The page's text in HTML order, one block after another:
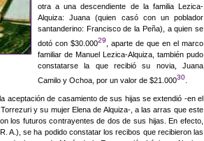
otra a una descendiente de la familia Lezica-
Alquiza: Juana(quien casó con un poblador
santanderino: Francisco de la Peña), a quien se
dotó con $30.00029
, aparte de que en el marco
familiar de Manuel Lezica-Alquiza, también pudo
constatarse la que recibió su novia, Juana
Camilo y Ochoa, por un valor de $21.00030
aceptación de casamiento de sus hijas se extendió -en el
y su mujer Elena de Alquiza-, a las arras que este
los futuros contrayentes de dos de sus hijas. En efecto,
A.), se ha podido constatar los recibos que recibieron las